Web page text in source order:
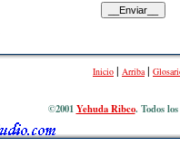
Inicio | Arriba|
©2001Yehuda Ribco. Todos